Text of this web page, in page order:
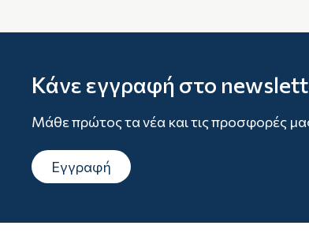
Κάνε εγγραφή στο
Μάθε πρώτος τα νέα και τις προσφορές
Εγγραφή